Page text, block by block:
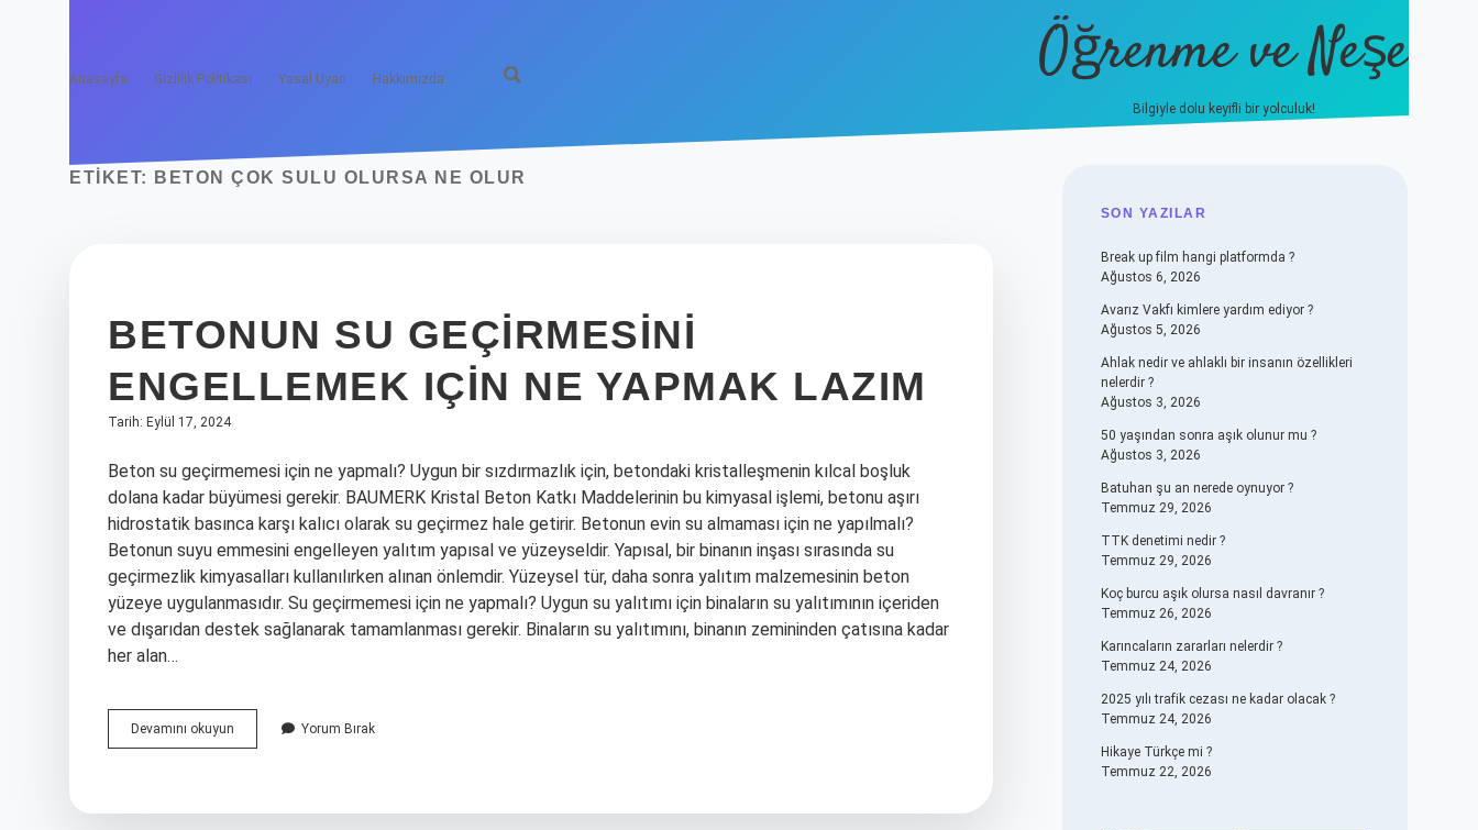
Anasayfa Gizlilik Politikası Yasal Uyarı Hakkımızda Öğrenme ve Neşe
Bilgiyle dolu keyifli bir yolculuk!
ETIKET: BETON ÇOK SULU OLURSA NE OLUR
BETONUN SU GEÇIRMESINI
ENGELLEMEK IÇIN NE YAPMAK LAZIM
Tarih: Eylül 17, 2024
Beton su geçirmemesi için ne yapmalı? Uygun bir sızdırmazlık için, betondaki kristalleşmenin kılcal boşluk
dolana kadar büyümesi gerekir. BAUMERK Kristal Beton Katkı Maddelerinin bu kimyasal işlemi, betonu aşırı
hidrostatik basınca karşı kalıcı olarak su geçirmez hale getirir. Betonun evin su almaması için ne yapılmalı?
Betonun suyu emmesini engelleyen yalıtım yapısal ve yüzeyseldir. Yapısal, bir binanın inşası sırasında su
geçirmezlik kimyasalları kullanılırken alınan önlemdir. Yüzeysel tür, daha sonra yalıtım malzemesinin beton
yüzeye uygulanmasıdır. Su geçirmemesi için ne yapmalı? Uygun su yalıtımı için binaların su yalıtımının içeriden
ve dışarıdan destek sağlanarak tamamlanması gerekir. Binaların su yalıtımını, binanın zemininden çatısına kadar
her alan…
Devamını okuyun Betonun
Su
Yorum Bırak
SIDEBAR
SON YAZILAR
Break up film hangi platformda ?
Ağustos 6, 2026
Avarız Vakfı kimlere yardım ediyor ?
Ağustos 5, 2026
Ahlak nedir ve ahlaklı bir insanın özellikleri
nelerdir ?
Ağustos 3, 2026
50 yaşından sonra aşık olunur mu ?
Ağustos 3, 2026
Batuhan şu an nerede oynuyor ?
Temmuz 29, 2026
TTK denetimi nedir ?
Temmuz 29, 2026
Koç burcu aşık olursa nasıl davranır ?
Temmuz 26, 2026
Karıncaların zararları nelerdir ?
Temmuz 24, 2026
2025 yılı trafik cezası ne kadar olacak ?
Temmuz 24, 2026
Hikaye Türkçe mi ?
Temmuz 22, 2026